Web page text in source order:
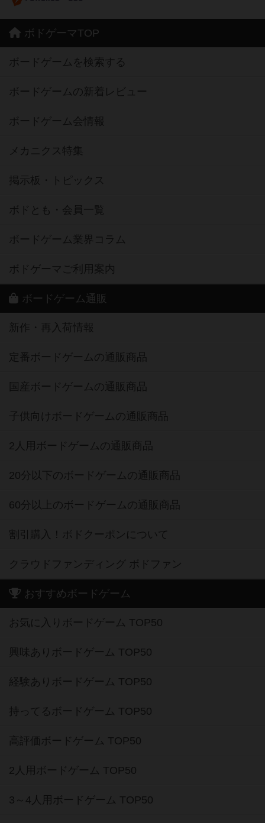
ボドゲーマTOP
ボードゲームを検索する
ボードゲームの新着レビュー
ボードゲーム会情報
メカニクス特集
掲示板・トピックス
ボドとも・会員一覧
ボードゲーム業界コラム
ボドゲーマご利用案内
ボードゲーム通販
新作・再入荷情報
定番ボードゲームの通販商品
国産ボードゲームの通販商品
子供向けボードゲームの通販商品
2人用ボードゲームの通販商品
20分以下のボードゲームの通販商品
60分以上のボードゲームの通販商品
割引購入！ボドクーポンについて
クラウドファンディング ボドファン
おすすめボードゲーム
お気に入りボードゲーム TOP50
興味ありボードゲーム TOP50
経験ありボードゲーム TOP50
持ってるボードゲーム TOP50
高評価ボードゲーム TOP50
2人用ボードゲーム TOP50
3～4人用ボードゲーム TOP50